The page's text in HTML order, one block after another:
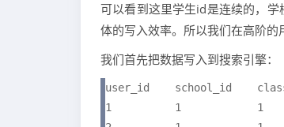
可以看到这里学生id是连续的，
体的写入效率。所以我们在高阶的
我们首先把数据写入到搜索引擎：
user_id    school_id
1          1            1